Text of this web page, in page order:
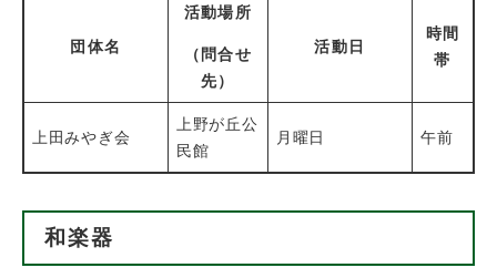
団体名
活動場所
（問合せ
先）
活動日
時間
帯
上田みやぎ会
上野が丘公
民館
月曜日 午前
和楽器